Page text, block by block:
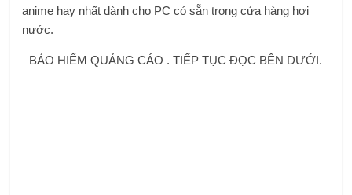
anime hay nhất dành cho PC có sẵn trong cửa hàng hơi
nước.
BẢO HIỂM QUẢNG CÁO . TIẾP TỤC ĐỌC BÊN DƯỚI.